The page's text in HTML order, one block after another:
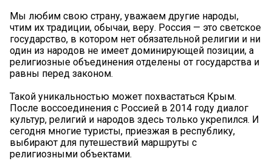
Мы любим свою страну, уважаем другие народы,
чтим их традиции, обычаи, веру. Россия — это светское
государство, в котором нет обязательной религии и ни
один из народов не имеет доминирующей позиции, а
религиозные объединения отделены от государства и
равны перед законом.
Такой уникальностью может похвастаться Крым.
После воссоединения с Россией в 2014 году диалог
культур, религий и народов здесь только укрепился. И
сегодня многие туристы, приезжая в республику,
выбирают для путешествий маршруты с
религиозными объектами.